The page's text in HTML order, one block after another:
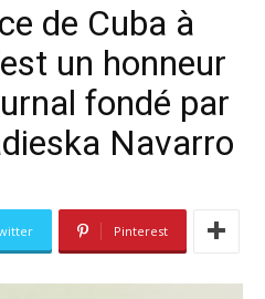
de Cuba à
un honneur
fondé par
Navarro
Pinterest